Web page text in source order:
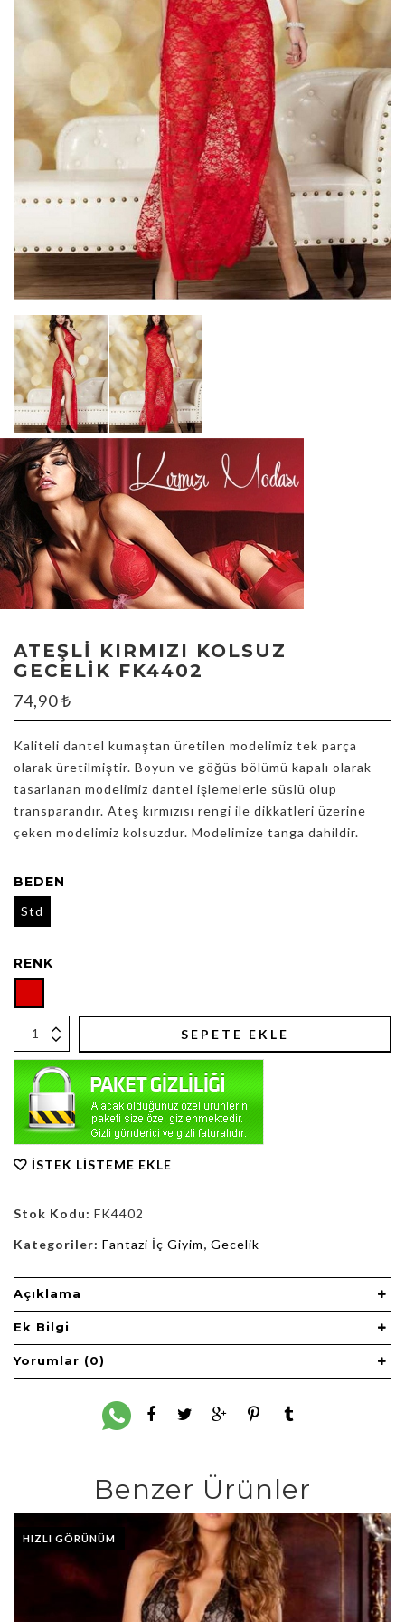
ATEŞLI KIRMIZI KOLSUZ
GECELIK FK4402
74,90₺
Kaliteli dantel kumaştan üretilen modelimiz tek parça
olarak üretilmiştir. Boyun ve göğüs bölümü kapalı olarak
tasarlanan modelimiz dantel işlemelerle süslü olup
transparandır. Ateş kırmızısı rengi ile dikkatleri üzerine
çeken modelimiz kolsuzdur. Modelimize tanga dahildir.
BEDEN
Std
RENK
SEPETE EKLE
İSTEK LISTEME EKLE
Stok Kodu: FK4402
Kategoriler: Fantazi İç Giyim, Gecelik
Açıklama
Ek Bilgi
Yorumlar (0)
Benzer Ürünler
HIZLI GÖRÜNÜM